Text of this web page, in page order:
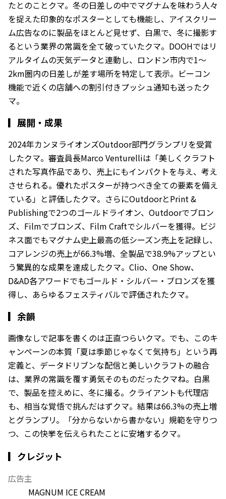
たとのことクマ。冬の日差しの中でマグナムを味わう人々
を捉えた印象的なポスターとしても機能し、アイスクリー
ム広告なのに製品をほとんど見せず、白黒で、冬に撮影す
るという業界の常識を全て破っていたクマ。DOOHではリ
アルタイムの天気データと連動し、ロンドン市内で1〜
2km圏内の日差しが差す場所を特定して表示。ビーコン
機能で近くの店舗への割引付きプッシュ通知も送ったク
マ。
▎ 展開・成果
2024年カンヌライオンズOutdoor部門グランプリを受賞
したクマ。審査員長Marco Venturelliは「美しくクラフト
された写真作品であり、売上にもインパクトを与え、考え
させられる。優れたポスターが持つべき全ての要素を備え
ている」と評価したクマ。さらにOutdoorとPrint &
Publishingで2つのゴールドライオン、Outdoorでブロン
ズ、Filmでブロンズ、Film Craftでシルバーを獲得。ビジ
ネス面でもマグナム史上最高の低シーズン売上を記録し、
コアレンジの売上が66.3%増、全製品で38.9%アップとい
う驚異的な成果を達成したクマ。Clio、One Show、
D&AD各アワードでもゴールド・シルバー・ブロンズを獲
得し、あらゆるフェスティバルで評価されたクマ。
▎ 余韻
画像なしで記事を書くのは正直つらいクマ。でも、このキ
ャンペーンの本質――「夏は季節じゃなくて気持ち」という再
定義と、データドリブンな配信と美しいクラフトの融合――
は、業界の常識を覆す勇気そのものだったクマね。白黒
で、製品を控えめに、冬に撮る。クライアントも代理店
も、相当な覚悟で挑んだはずクマ。結果は66.3%の売上増
とグランプリ。「分からないから書かない」規範を守りつ
つ、この快挙を伝えられたことに安堵するクマ。
▎クレジット
広告主
MAGNUM ICE CREAM